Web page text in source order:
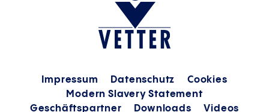
Impressum Datenschutz
Cookies
Modern Slavery Statement
Geschäftspartner
Downloads Videos